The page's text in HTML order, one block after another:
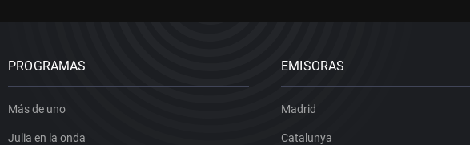
PROGRAMAS
Más de uno
Julia en la onda
EMISORAS
Madrid
Catalunya